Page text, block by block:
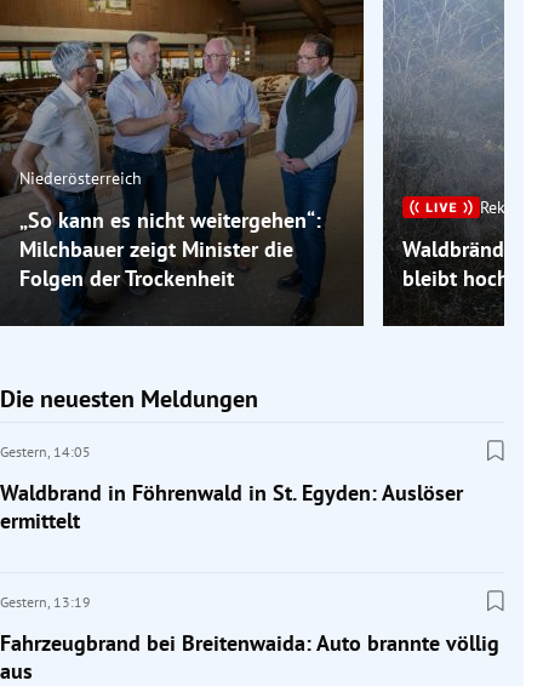
Niederösterreich
„So kann es nicht weitergehen“:
Milchbauer zeigt Minister die
Folgen der Trockenheit
Waldbrände
bleibt
Die neuesten Meldungen
Gestern, 14:05
Waldbrand in Föhrenwald in St. Egyden: Auslöser
ermittelt
Gestern, 13:19
Fahrzeugbrand bei Breitenwaida: Auto brannte völlig
aus